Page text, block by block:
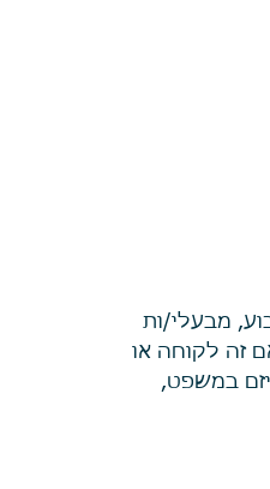
מבעלי/ות
זה לקוחה או
במשפט,